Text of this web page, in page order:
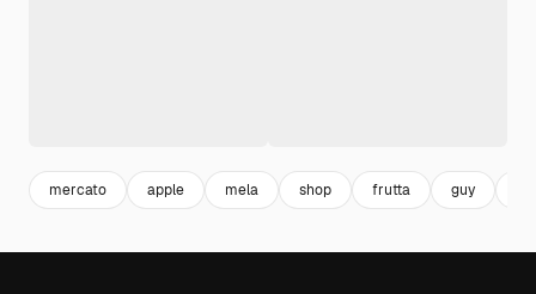
mercato apple mela shop frutta guy